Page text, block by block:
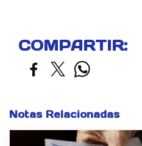
COMPARTIR:
Notas Relacionadas